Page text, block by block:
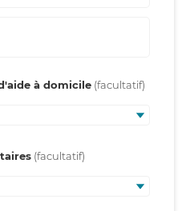
à domicile